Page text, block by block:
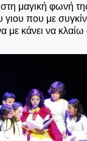
μαγική φωνή
γιου που με
με κάνει να κλαίω